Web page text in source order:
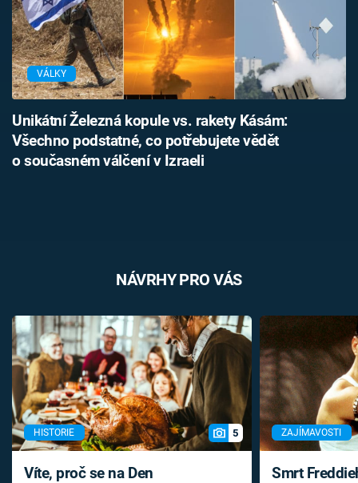
Sledujte nás
VÁLKY
Unikátní Železná kopule vs. rakety Kásám:
Všechno podstatné, co potřebujete vědět
o současném válčení v Izraeli
NÁVRHY PRO VÁS
HISTORIE 5
Víte, proč se na Den
ZAJÍMAVOSTI
Smrt